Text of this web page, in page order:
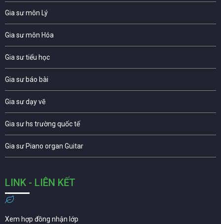
Gia sư môn Lý
Gia sư môn Hóa
Gia sư tiểu học
Gia sư báo bài
Gia sư dạy vẽ
Gia sư hs trường quốc tế
Gia sư Piano organ Guitar
LINK - LIÊN KẾT
Xem hợp đồng nhận lớp